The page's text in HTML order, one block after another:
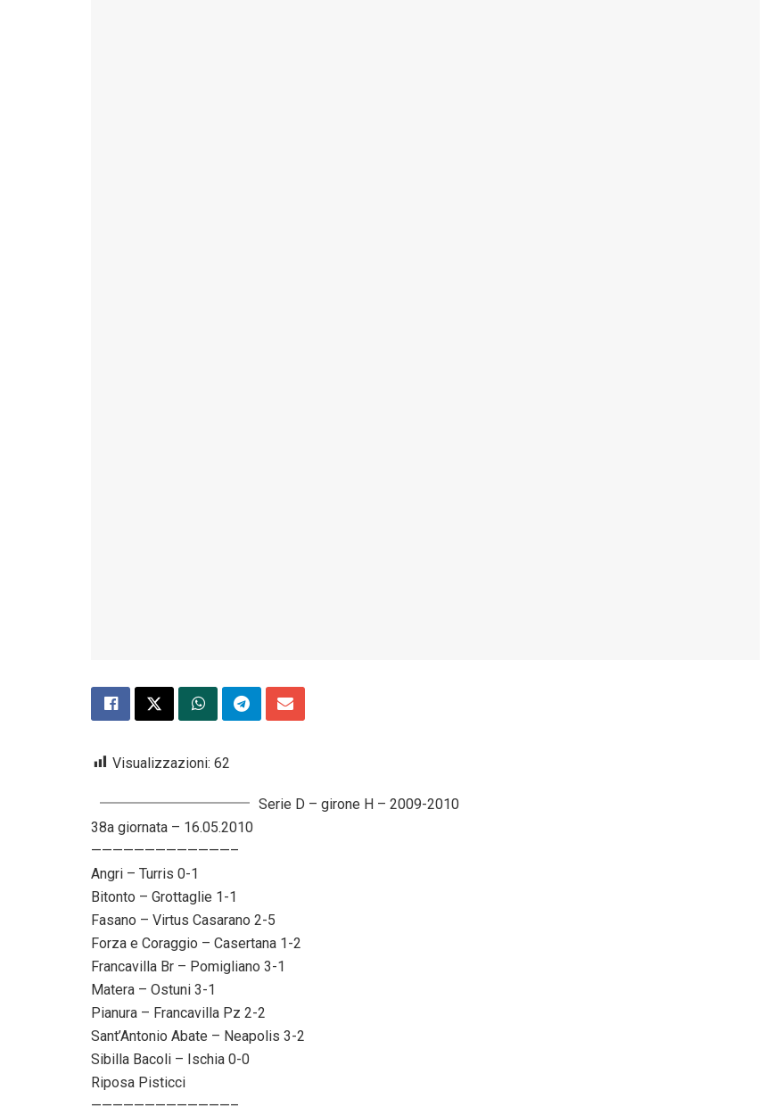
Visualizzazioni: 62
Serie D – girone H – 2009-2010
38a giornata – 16.05.2010
—————————————–
Angri – Turris 0-1
Bitonto – Grottaglie 1-1
Fasano – Virtus Casarano 2-5
Forza e Coraggio – Casertana 1-2
Francavilla Br – Pomigliano 3-1
Matera – Ostuni 3-1
Pianura – Francavilla Pz 2-2
Sant’Antonio Abate – Neapolis 3-2
Sibilla Bacoli – Ischia 0-0
Riposa Pisticci
—————————————–